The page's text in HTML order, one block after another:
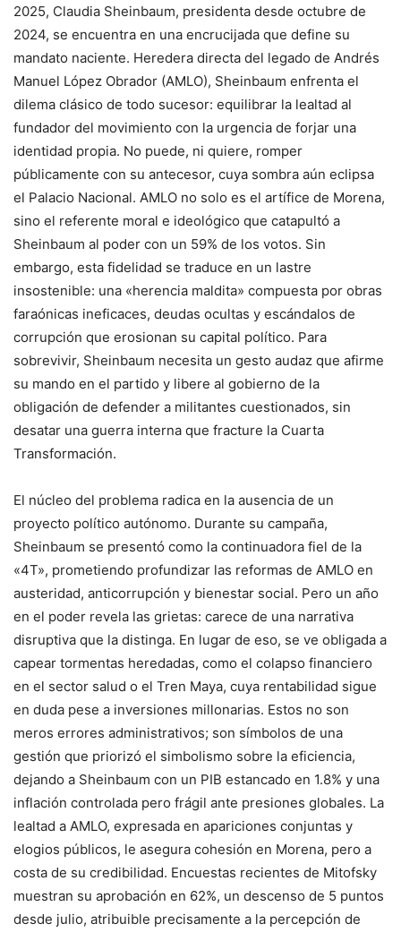
2025, Claudia Sheinbaum, presidenta desde octubre de
2024, se encuentra en una encrucijada que define su
mandato naciente. Heredera directa del legado de Andrés
Manuel López Obrador (AMLO), Sheinbaum enfrenta el
dilema clásico de todo sucesor: equilibrar la lealtad al
fundador del movimiento con la urgencia de forjar una
identidad propia. No puede, ni quiere, romper
públicamente con su antecesor, cuya sombra aún eclipsa
el Palacio Nacional. AMLO no solo es el artífice de Morena,
sino el referente moral e ideológico que catapultó a
Sheinbaum al poder con un 59% de los votos. Sin
embargo, esta fidelidad se traduce en un lastre
insostenible: una «herencia maldita» compuesta por obras
faraónicas ineficaces, deudas ocultas y escándalos de
corrupción que erosionan su capital político. Para
sobrevivir, Sheinbaum necesita un gesto audaz que afirme
su mando en el partido y libere al gobierno de la
obligación de defender a militantes cuestionados, sin
desatar una guerra interna que fracture la Cuarta
Transformación.
El núcleo del problema radica en la ausencia de un
proyecto político autónomo. Durante su campaña,
Sheinbaum se presentó como la continuadora fiel de la
«4T», prometiendo profundizar las reformas de AMLO en
austeridad, anticorrupción y bienestar social. Pero un año
en el poder revela las grietas: carece de una narrativa
disruptiva que la distinga. En lugar de eso, se ve obligada a
capear tormentas heredadas, como el colapso financiero
en el sector salud o el Tren Maya, cuya rentabilidad sigue
en duda pese a inversiones millonarias. Estos no son
meros errores administrativos; son símbolos de una
gestión que priorizó el simbolismo sobre la eficiencia,
dejando a Sheinbaum con un PIB estancado en 1.8% y una
inflación controlada pero frágil ante presiones globales. La
lealtad a AMLO, expresada en apariciones conjuntas y
elogios públicos, le asegura cohesión en Morena, pero a
costa de su credibilidad. Encuestas recientes de Mitofsky
muestran su aprobación en 62%, un descenso de 5 puntos
desde julio, atribuible precisamente a la percepción de